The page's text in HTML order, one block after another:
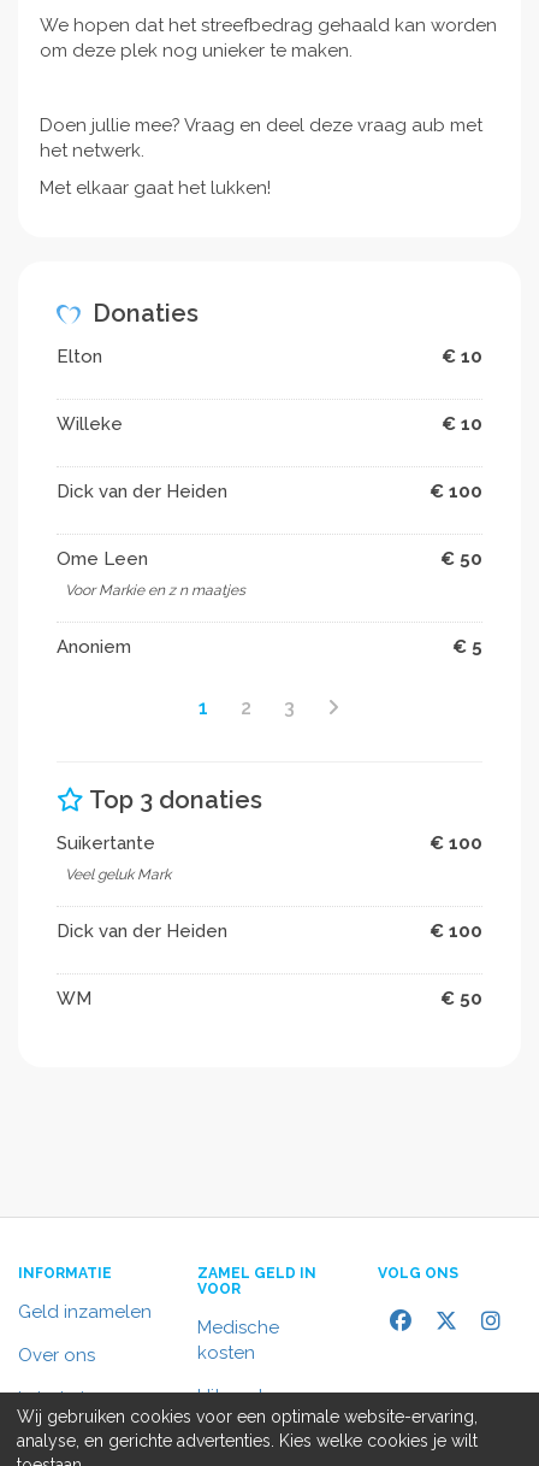
We hopen dat het streefbedrag gehaald kan worden
om deze plek nog unieker te maken.
Doen jullie mee? Vraag en deel deze vraag aub met
het netwerk.
Met elkaar gaat het lukken!
Donaties
Elton € 10
Willeke € 10
Dick van der Heiden € 100
Ome Leen € 50
Voor Markie en z n maatjes
Anoniem € 5
1 2 3
Top 3 donaties
Suikertante € 100
Veel geluk Mark
Dick van der Heiden € 100
WM € 50
INFORMATIE
Geld inzamelen
Over ons
In het nieuws
Contact
ZAMEL GELD IN
VOOR
Medische
kosten
Uitvaart
Rolstoelbus
VOLG ONS
Wij gebruiken cookies voor een optimale website-ervaring,
analyse, en gerichte advertenties. Kies welke cookies je wilt